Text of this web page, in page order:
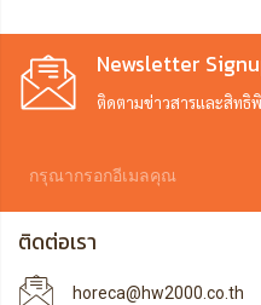
Newsletter
ติดตามข่าวสารและสิทธิ
ติดต่อเรา
horeca@hw2000.co.th